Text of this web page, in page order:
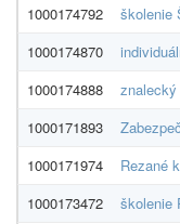
1000174792
školenie
1000174870
1000174888
1000171893
1000171974
Rezané
1000173472
školenie